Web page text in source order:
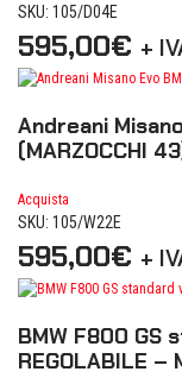
SKU: 105/D04E
595,00€ +
Andreani
(MARZOCCHI
Acquista
SKU: 105/W22E
595,00€ +
BMW F800 GS
REGOLABILE